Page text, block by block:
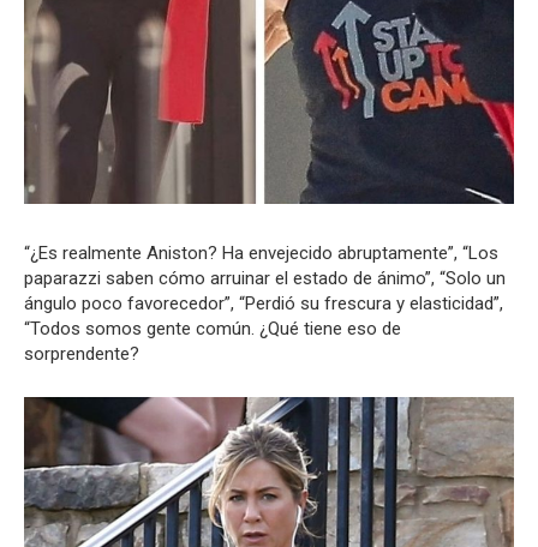
“¿Es realmente Aniston? Ha envejecido abruptamente”, “Los
paparazzi saben cómo arruinar el estado de ánimo”, “Solo un
ángulo poco favorecedor”, “Perdió su frescura y elasticidad”,
“Todos somos gente común. ¿Qué tiene eso de
sorprendente?